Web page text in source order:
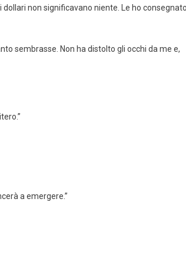
non significavano niente. Le ho
sembrasse. Non ha distolto gli occhi da me e,
a emergere.”